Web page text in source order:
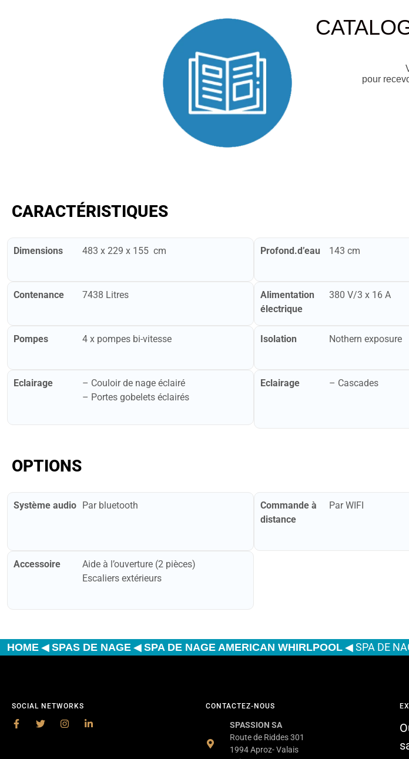
pour
CARACTÉRISTIQUES
Dimensions 483 x 229 x 155 cm Profond.d’eau 143 cm
Contenance 7438 Litres
Alimentation
électrique
380 V/3 x 16 A
Pompes 4 x pompes bi-vitesse Isolation Nothern exposure
Eclairage
– ​Couloir de nage éclairé
– ​Portes gobelets éclairés
Eclairage – Cascades
OPTIONS
Système audio Par bluetooth
Commande à
distance
Par WIFI
Accessoire
Aide à l’ouverture (2 pièces)
Escaliers extérieurs
HOME ◀ SPAS DE NAGE ◀ SPA DE NAGE AMERICAN WHIRLPOOL ◀SPA DE
SOCIAL NETWORKS CONTACTEZ-NOUS
SPASSION SA
Route de Riddes 301
1994 Aproz- Valais